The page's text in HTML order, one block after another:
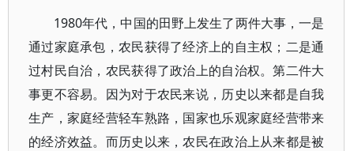
1980年代，中国的田野上发生了两件大事，一是
通过家庭承包，农民获得了经济上的自主权；二是通
过村民自治，农民获得了政治上的自治权。第二件大
事更不容易。因为对于农民来说，历史以来都是自我
生产，家庭经营轻车熟路，国家也乐观家庭经营带来
的经济效益。而历史以来，农民在政治上从来都是被